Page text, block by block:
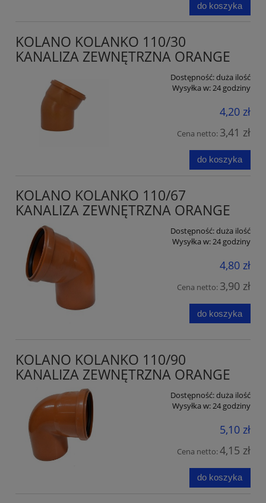
do koszyka
KOLANO KOLANKO 110/30
KANALIZA ZEWNĘTRZNA ORANGE
Dostępność:duża ilość
Wysyłka w:24 godziny
4,20 zł
Cena netto: 3,41 zł
do koszyka
KOLANO KOLANKO 110/67
KANALIZA ZEWNĘTRZNA ORANGE
Dostępność:duża ilość
Wysyłka w:24 godziny
4,80 zł
Cena netto: 3,90 zł
do koszyka
KOLANO KOLANKO 110/90
KANALIZA ZEWNĘTRZNA ORANGE
Dostępność:duża ilość
Wysyłka w:24 godziny
5,10 zł
Cena netto:4,15 zł
do koszyka